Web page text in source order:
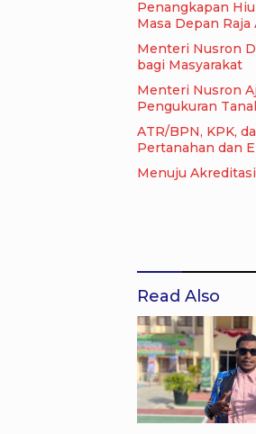
Penangkapan
Masa Depan Raja
Menteri Nusron
bagi Masyarakat
Menteri Nusron
Pengukuran
ATR/BPN, KPK,
Pertanahan dan
Read Also